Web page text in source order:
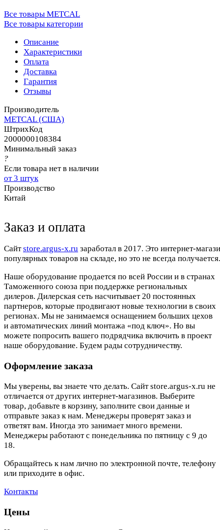
Все товары METCAL
Все товары категории
Описание
Характеристики
Оплата
Доставка
Гарантия
Отзывы
Производитель
METCAL (США)
ШтрихКод
2000000108384
Минимальный заказ
?
Если товара нет в наличии
от 3 штук
Производство
Китай
Заказ и оплата
Cайтstore.argus-x.ru заработал в 2017. Это интернет-
популярных товаров на складе, но это не всегда
Наше оборудование продается по всей России и в странах
Таможенного союза при поддержке региональных
дилеров. Дилерская сеть насчитывает 20 постоянных
партнеров, которые продвигают новые технологии в своих
регионах. Мы не занимаемся оснащением больших цехов
и автоматических линий монтажа «под ключ». Но вы
можете попросить вашего подрядчика включить в проект
наше оборудование. Будем рады сотрудничеству.
Оформление заказа
Мы уверены, вы знаете что делать. Сайт store.argus-x.ru не
отличается от других интернет-магазинов. Выберите
товар, добавьте в корзину, заполните свои данные и
отправьте заказ к нам. Менеджеры проверят заказ и
ответят вам. Иногда это занимает много времени.
Менеджеры работают с понедельника по пятницу с 9 до
18.
Обращайтесь к нам лично по электронной почте, телефону
или приходите в офис.
Контакты
Цены